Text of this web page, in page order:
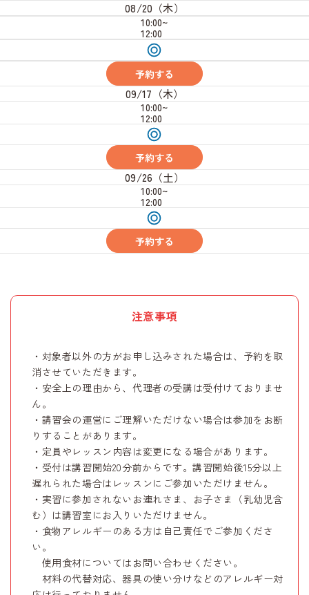
08/20（木）
10:00~
12:00
受
付
予約する
09/17（木）
10:00~
12:00
受
付
予約する
09/26（土）
10:00~
12:00
受
付
予約する
注意事項
・対象者以外の方がお申し込みされた場合は、予約を取
消させていただきます。
・安全上の理由から、代理者の受講は受付けておりませ
ん。
・講習会の運営にご理解いただけない場合は参加をお断
りすることがあります。
・定員やレッスン内容は変更になる場合があります。
・受付は講習開始20分前からです。講習開始後15分以上
遅れられた場合はレッスンにご参加いただけません。
・実習に参加されないお連れさま、お子さま（乳幼児含
む）は講習室にお入りいただけません。
・食物アレルギーのある方は自己責任でご参加くださ
い。
使用食材についてはお問い合わせください。
材料の代替対応、器具の使い分けなどのアレルギー対